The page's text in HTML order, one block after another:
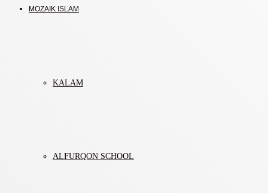
MOZAIK ISLAM
KALAM
ALFURQON SCHOOL